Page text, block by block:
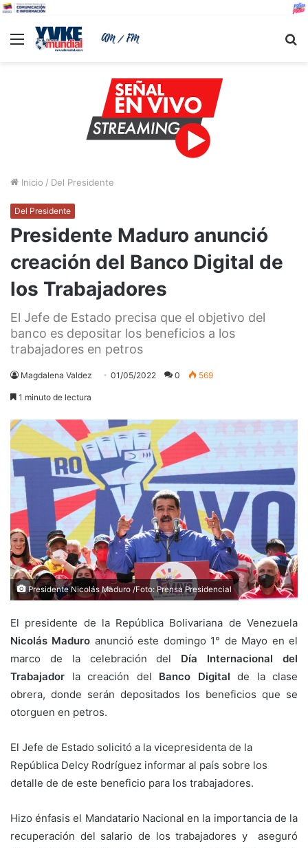
Menu
Inicio / Del Presidente
Del Presidente
Presidente Maduro anunció
creación del Banco Digital de
los Trabajadores
El Jefe de Estado precisa que el objetivo del
banco es depositar los beneficios a los
trabajadores en petros
Magdalena Valdez 01/05/2022 0 569
1 minuto de lectura
Presidente Nicolás Maduro /Foto: Prensa Presidencial
El presidente de la República Bolivariana de Venezuela
Nicolás Maduro anunció este domingo 1° de Mayo en el
marco de la celebración del Día Internacional del
Trabajador la creación del Banco Digital de la clase
obrera, donde serán depositados los beneficios que se
otorguen en petros.
El Jefe de Estado solicitó a la vicepresidenta de la
República Delcy Rodríguez informar al país sobre los
detalle de de este beneficio para los trabajadores.
Hizo énfasis el Mandatario Nacional en la importancia de la
recuperación del salario de los trabajadores y aseguró